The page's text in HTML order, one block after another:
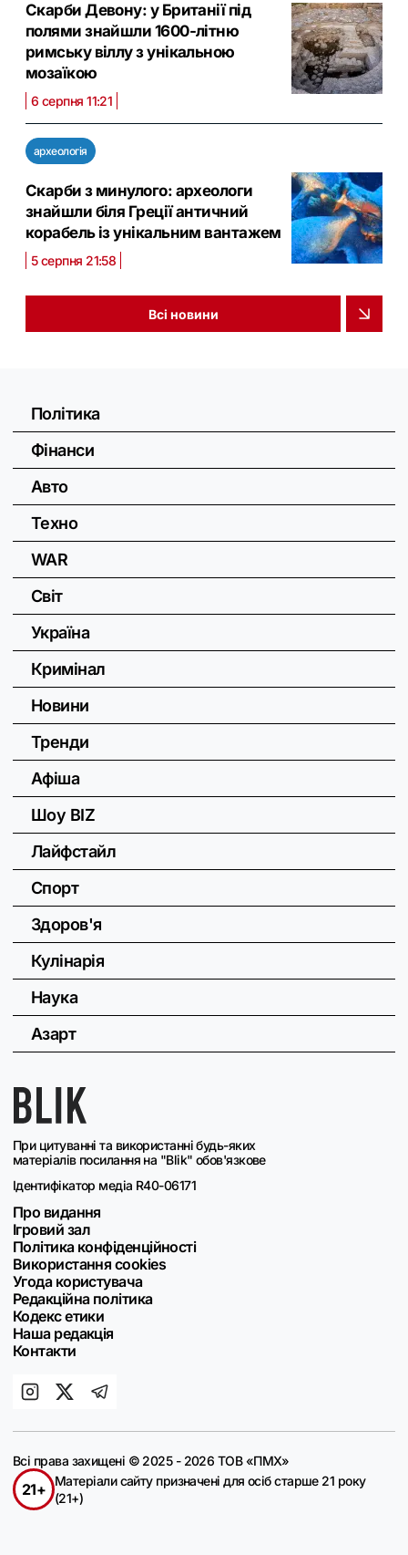
Скарби Девону: у Британії під
полями знайшли 1600-літню
римську віллу з унікальною
мозаїкою
6 серпня 11:21
археологія
Скарби з минулого: археологи
знайшли біля Греції античний
корабель із унікальним вантажем
5 серпня 21:58
Всі новини
При цитуванні та використанні будь-яких
матеріалів посилання на "Blik" обов'язкове
Ідентифікатор медіа R40-06171
Про видання
Ігровий зал
Політика конфіденційності
Використання cookies
Угода користувача
Редакційна політика
Кодекс етики
Наша редакція
Контакти
Політика
Фінанси
Авто
Техно
WAR
Світ
Україна
Кримінал
Новини
Тренди
Афіша
Шоу BIZ
Лайфстайл
Спорт
Здоров'я
Кулінарія
Наука
Азарт
Всі права захищені © 2025 - 2026 ТОВ «ПМХ»
21+
Матеріали сайту призначені для осіб старше 21 року
(21+)